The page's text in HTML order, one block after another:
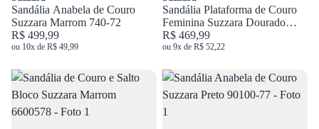
Sandália Anabela de Couro
Suzzara Marrom 740-72
R$ 499,99
ou 10x de R$ 49,99
Sandália Plataforma de Couro
Feminina Suzzara Dourado
11533006
R$ 469,99
ou 9x de R$ 52,22